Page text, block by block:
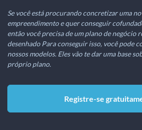
Se você está procurando concretizar uma
empreendimento e quer conseguir
então você precisa de um plano de negócio
desenhado Para conseguir isso, você pode
nossos modelos. Eles vão te dar uma base
próprio plano.
Registre-se